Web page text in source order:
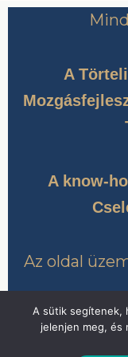
A
A know-
Az oldal
A sütik segítenek,
jelenjen meg, és